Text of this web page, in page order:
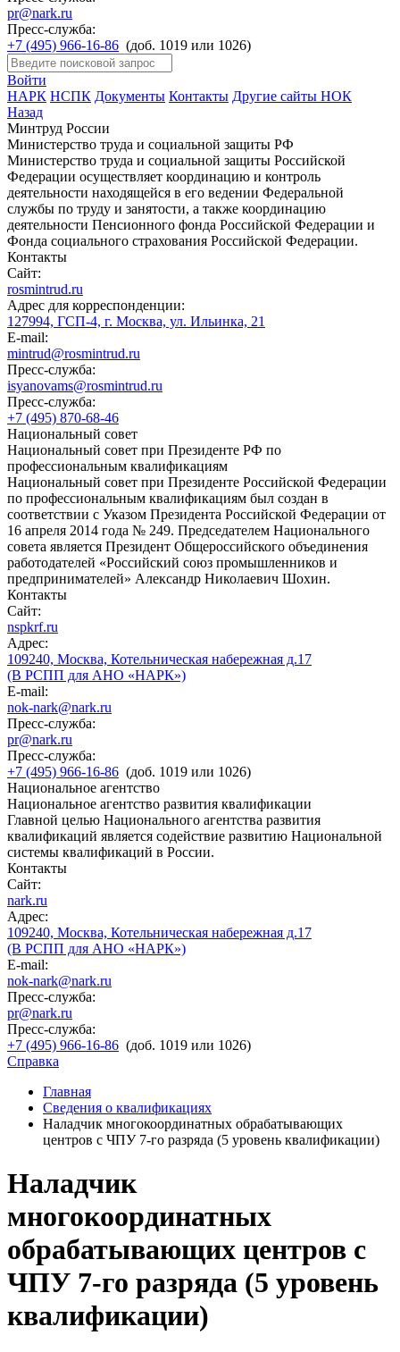
pr@nark.ru
Пресс-служба:
+7 (495) 966-16-86 (доб. 1019 или 1026)
Войти
НАРК НСПК Документы Контакты Другие сайты НОК
Назад
Минтруд России
Министерство труда и социальной защиты РФ
Министерство труда и социальной защиты Российской
Федерации осуществляет координацию и контроль
деятельности находящейся в его ведении Федеральной
службы по труду и занятости, а также координацию
деятельности Пенсионного фонда Российской Федерации и
Фонда социального страхования Российской Федерации.
Контакты
Сайт:
rosmintrud.ru
Адрес для корреспонденции:
127994, ГСП-4, г. Москва, ул. Ильинка, 21
E-mail:
mintrud@rosmintrud.ru
Пресс-служба:
isyanovams@rosmintrud.ru
Пресс-служба:
+7 (495) 870-68-46
Национальный совет
Национальный совет при Президенте РФ по
профессиональным квалификациям
Национальный совет при Президенте Российской Федерации
по профессиональным квалификациям был создан в
соответствии с Указом Президента Российской Федерации от
16 апреля 2014 года № 249. Председателем Национального
совета является Президент Общероссийского объединения
работодателей «Российский союз промышленников и
предпринимателей» Александр Николаевич Шохин.
Контакты
Сайт:
nspkrf.ru
Адрес:
109240, Москва, Котельническая набережная д.17
(В РСПП для АНО «НАРК»)
E-mail:
nok-nark@nark.ru
Пресс-служба:
pr@nark.ru
Пресс-служба:
+7 (495) 966-16-86 (доб. 1019 или 1026)
Национальное агентство
Национальное агентство развития квалификации
Главной целью Национального агентства развития
квалификаций является содействие развитию Национальной
системы квалификаций в России.
Контакты
Сайт:
nark.ru
Адрес:
109240, Москва, Котельническая набережная д.17
(В РСПП для АНО «НАРК»)
E-mail:
nok-nark@nark.ru
Пресс-служба:
pr@nark.ru
Пресс-служба:
+7 (495) 966-16-86 (доб. 1019 или 1026)
Справка
Главная
Сведения о квалификациях
Наладчик многокоординатных обрабатывающих
центров с ЧПУ 7-го разряда (5 уровень квалификации)
Наладчик
многокоординатных
обрабатывающих центров с
ЧПУ 7-го разряда (5 уровень
квалификации)